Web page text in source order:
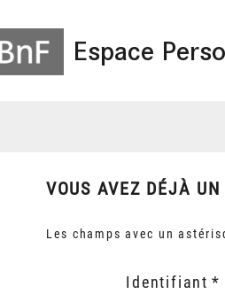
Espace
VOUS AVEZ DÉJÀ
Les champs avec un
Identifiant